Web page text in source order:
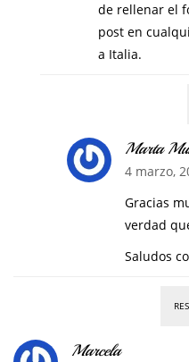
de rellenar el
post en
a Italia.
Marta
4 marzo,
Gracias
verdad
Saludos
Marcela